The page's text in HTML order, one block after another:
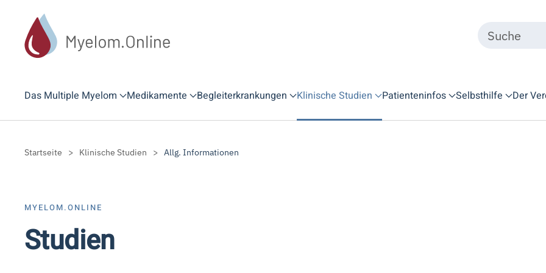
Zum Hauptinhalt springen
Das Multiple Myelom Medikamente Begleiterkrankungen Klinische Studien Patienteninfos Selbsthilfe Der
Startseite Klinische Studien Allg. Informationen
MYELOM.ONLINE
Studien